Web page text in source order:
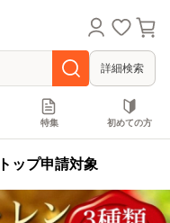
詳細検索
特集 初めての方
ップ申請対象